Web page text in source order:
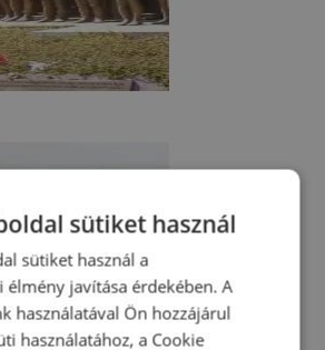
sütiket használ
sütiket használ a
élmény javítása érdekében. A
használatával Ön hozzájárul
használatához, a Cookie